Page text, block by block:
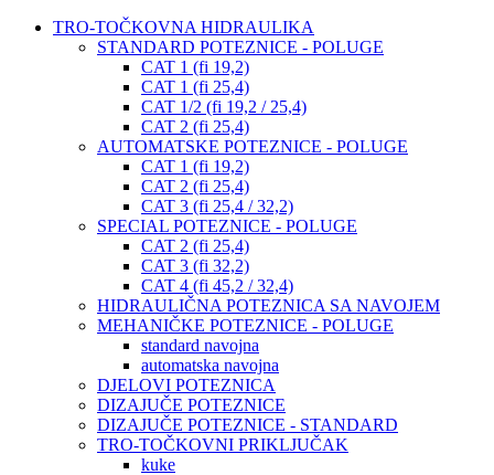
TRO-TOČKOVNA HIDRAULIKA
STANDARD POTEZNICE - POLUGE
CAT 1 (fi 19,2)
CAT 1 (fi 25,4)
CAT 1/2 (fi 19,2 / 25,4)
CAT 2 (fi 25,4)
AUTOMATSKE POTEZNICE - POLUGE
CAT 1 (fi 19,2)
CAT 2 (fi 25,4)
CAT 3 (fi 25,4 / 32,2)
SPECIAL POTEZNICE - POLUGE
CAT 2 (fi 25,4)
CAT 3 (fi 32,2)
CAT 4 (fi 45,2 / 32,4)
HIDRAULIČNA POTEZNICA SA NAVOJEM
MEHANIČKE POTEZNICE - POLUGE
standard navojna
automatska navojna
DJELOVI POTEZNICA
DIZAJUČE POTEZNICE
DIZAJUČE POTEZNICE - STANDARD
TRO-TOČKOVNI PRIKLJUČAK
kuke